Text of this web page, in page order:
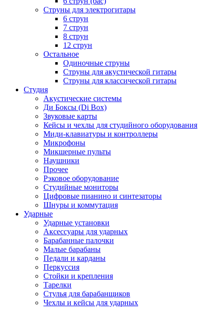
Струны для электрогитары
6 струн
7 струн
8 струн
12 струн
Остальное
Одиночные струны
Струны для акустической гитары
Струны для классической гитары
Студия
Акустические системы
Ди Боксы (Di Box)
Звуковые карты
Кейсы и чехлы для студийного оборудования
Миди-клавиатуры и контроллеры
Микрофоны
Микшерные пульты
Наушники
Прочее
Рэковое оборудование
Студийные мониторы
Цифровые пианино и синтезаторы
Шнуры и коммутация
Ударные
Ударные установки
Аксессуары для ударных
Барабанные палочки
Малые барабаны
Педали и карданы
Перкуссия
Стойки и крепления
Тарелки
Стулья для барабанщиков
Чехлы и кейсы для ударных